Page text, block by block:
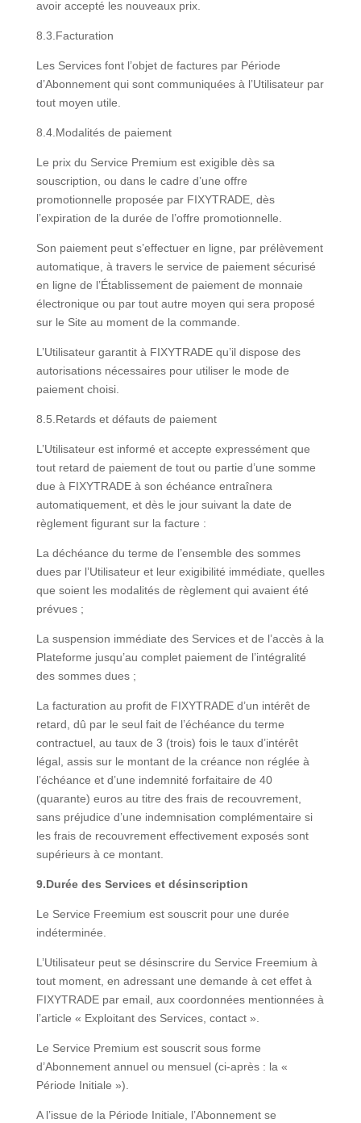
avoir accepté les nouveaux prix.
8.3.Facturation
Les Services font l’objet de factures par Période
d’Abonnement qui sont communiquées à l’Utilisateur par
tout moyen utile.
8.4.Modalités de paiement
Le prix du Service Premium est exigible dès sa
souscription, ou dans le cadre d’une offre
promotionnelle proposée par FIXYTRADE, dès
l’expiration de la durée de l’offre promotionnelle.
Son paiement peut s’effectuer en ligne, par prélèvement
automatique, à travers le service de paiement sécurisé
en ligne de l’Établissement de paiement de monnaie
électronique ou par tout autre moyen qui sera proposé
sur le Site au moment de la commande.
L’Utilisateur garantit à FIXYTRADE qu’il dispose des
autorisations nécessaires pour utiliser le mode de
paiement choisi.
8.5.Retards et défauts de paiement
L’Utilisateur est informé et accepte expressément que
tout retard de paiement de tout ou partie d’une somme
due à FIXYTRADE à son échéance entraînera
automatiquement, et dès le jour suivant la date de
règlement figurant sur la facture :
La déchéance du terme de l’ensemble des sommes
dues par l’Utilisateur et leur exigibilité immédiate, quelles
que soient les modalités de règlement qui avaient été
prévues ;
La suspension immédiate des Services et de l’accès à la
Plateforme jusqu’au complet paiement de l’intégralité
des sommes dues ;
La facturation au profit de FIXYTRADE d’un intérêt de
retard, dû par le seul fait de l’échéance du terme
contractuel, au taux de 3 (trois) fois le taux d’intérêt
légal, assis sur le montant de la créance non réglée à
l’échéance et d’une indemnité forfaitaire de 40
(quarante) euros au titre des frais de recouvrement,
sans préjudice d’une indemnisation complémentaire si
les frais de recouvrement effectivement exposés sont
supérieurs à ce montant.
9.Durée des Services et désinscription
Le Service Freemium est souscrit pour une durée
indéterminée.
L’Utilisateur peut se désinscrire du Service Freemium à
tout moment, en adressant une demande à cet effet à
FIXYTRADE par email, aux coordonnées mentionnées à
l’article « Exploitant des Services, contact ».
Le Service Premium est souscrit sous forme
d’Abonnement annuel ou mensuel (ci-après : la «
Période Initiale »).
A l’issue de la Période Initiale, l’Abonnement se